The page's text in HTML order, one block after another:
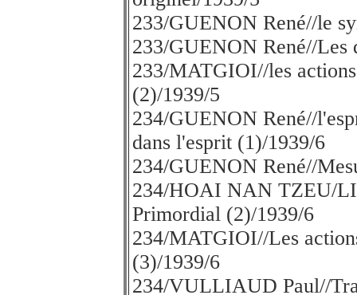
233/GUENON René//le
233/GUENON René//Les
233/MATGIOI//les
(2)/1939/5
234/GUENON René//
dans l'esprit (1)/1939/6
234/GUENON René//
234/HOAI NAN TZEU/
Primordial (2)/1939/6
234/MATGIOI//Les
(3)/1939/6
234/VULLIAUD Paul//